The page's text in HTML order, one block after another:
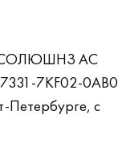
СОЛЮШНЗ АС
7KF02-0AB0
Петербурге, с